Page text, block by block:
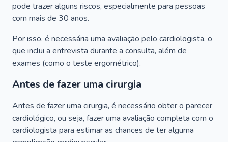
pode trazer alguns riscos, especialmente para pessoas
com mais de 30 anos.
Por isso, é necessária uma avaliação pelo cardiologista, o
que inclui a entrevista durante a consulta, além de
exames (como o teste ergométrico).
Antes de fazer uma cirurgia
Antes de fazer uma cirurgia, é necessário obter o parecer
cardiológico, ou seja, fazer uma avaliação completa com o
cardiologista para estimar as chances de ter alguma